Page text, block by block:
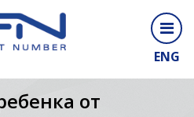
ENG
от